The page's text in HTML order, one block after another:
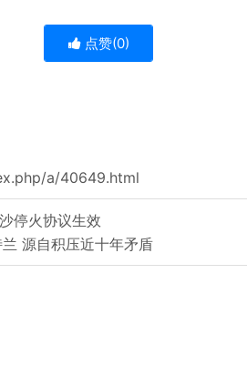
点赞(0)
a/40649.html
停火协议生效
源自积压近十年矛盾